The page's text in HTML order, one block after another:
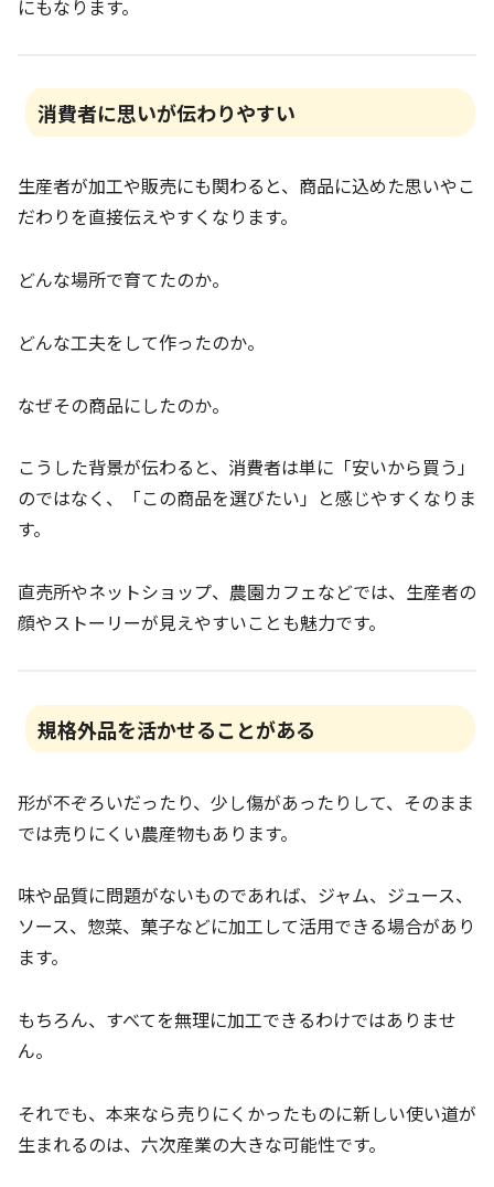
にもなります。
消費者に思いが伝わりやすい
生産者が加工や販売にも関わると、商品に込めた思いやこ
だわりを直接伝えやすくなります。
どんな場所で育てたのか。
どんな工夫をして作ったのか。
なぜその商品にしたのか。
こうした背景が伝わると、消費者は単に「安いから買う」
のではなく、「この商品を選びたい」と感じやすくなりま
す。
直売所やネットショップ、農園カフェなどでは、生産者の
顔やストーリーが見えやすいことも魅力です。
規格外品を活かせることがある
形が不ぞろいだったり、少し傷があったりして、そのまま
では売りにくい農産物もあります。
味や品質に問題がないものであれば、ジャム、ジュース、
ソース、惣菜、菓子などに加工して活用できる場合があり
ます。
もちろん、すべてを無理に加工できるわけではありませ
ん。
それでも、本来なら売りにくかったものに新しい使い道が
生まれるのは、六次産業の大きな可能性です。